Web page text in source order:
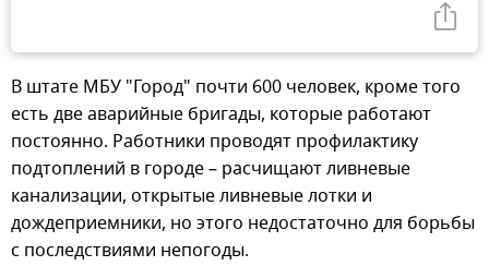
В штате МБУ "Город" почти 600 человек, кроме того
есть две аварийные бригады, которые работают
постоянно. Работники проводят профилактику
подтоплений в городе – расчищают ливневые
канализации, открытые ливневые лотки и
дождеприемники, но этого недостаточно для борьбы
с последствиями непогоды.